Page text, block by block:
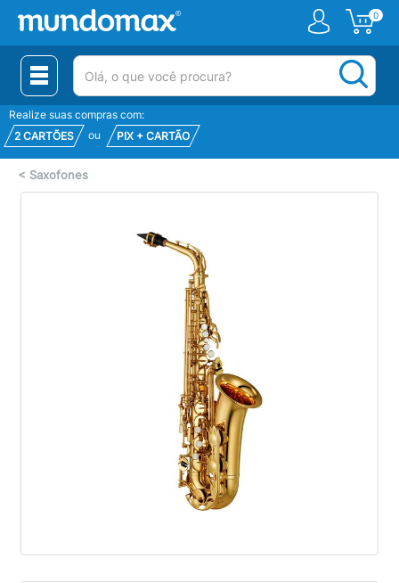
0
(pesquisar)
Realize suas compras com:
2 CARTÕES
ou PIX + CARTÃO
< Saxofones